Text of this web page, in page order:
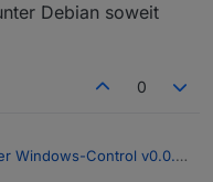
Debian soweit
0
Windows-Control v0.0.x